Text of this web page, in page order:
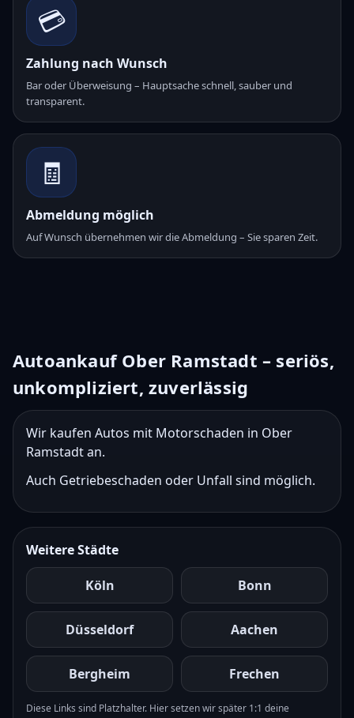
💳
Zahlung nach Wunsch
Bar oder Überweisung – Hauptsache schnell, sauber und
transparent.
🧾
Abmeldung möglich
Auf Wunsch übernehmen wir die Abmeldung – Sie sparen Zeit.
Autoankauf Ober Ramstadt – seriös,
unkompliziert, zuverlässig
Wir kaufen Autos mit Motorschaden in Ober
Ramstadt an.
Auch Getriebeschaden oder Unfall sind möglich.
Weitere Städte
Köln Bonn
Düsseldorf Aachen
Bergheim Frechen
Diese Links sind Platzhalter. Hier setzen wir später 1:1 deine